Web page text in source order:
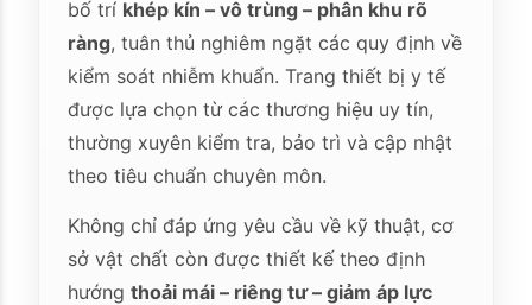
bố trí khép kín – vô trùng – phân khu rõ
ràng, tuân thủ nghiêm ngặt các quy định về
kiểm soát nhiễm khuẩn. Trang thiết bị y tế
được lựa chọn từ các thương hiệu uy tín,
thường xuyên kiểm tra, bảo trì và cập nhật
theo tiêu chuẩn chuyên môn.
Không chỉ đáp ứng yêu cầu về kỹ thuật, cơ
sở vật chất còn được thiết kế theo định
hướngthoải mái – riêng tư – giảm áp lực